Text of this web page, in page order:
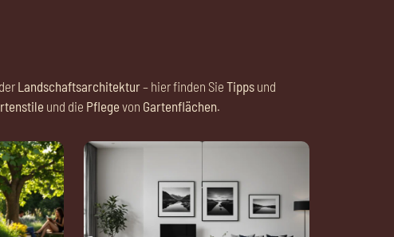
Landschaftsarchitektur– hier finden Sie Tipps und
und die Pflege von Gartenflächen.